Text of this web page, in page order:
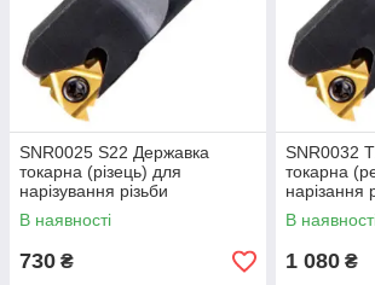
SNR0025 S22 Державка
токарна (різець) для
нарізування різьби
В наявності
730 ₴
SNR0032
токарна
нарізання
В
1 080 ₴